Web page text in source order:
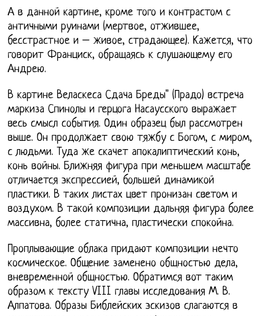
А в данной картине, кроме того и контрастом с
античными руинами (мертвое, отжившее,
бесстрастное и – живое, страдающее). Кажется, что
говорит Франциск, обращаясь к слушающему его
Андрею.
В картине Веласкеса Сдача Бреды" (Прадо) встреча
маркиза Спинолы и герцога Насаусского выражает
весь смысл события. Один образец был рассмотрен
выше. Он продолжает свою тяжбу с Богом, с миром,
с людьми. Туда же скачет апокалиптический конь,
конь войны. Ближняя фигура при меньшем масштабе
отличается экспрессией, большей динамикой
пластики. В таких листах цвет пронизан светом и
воздухом. В такой композиции дальняя фигура более
массивна, более статична, пластически спокойна.
Проплывающие облака придают композиции нечто
космическое. Общение заменено общностью дела,
вневременной общностью. Обратимся вот таким
образом к тексту VIII главы исследования М. В.
Алпатова. Образы Библейских эскизов слагаются в